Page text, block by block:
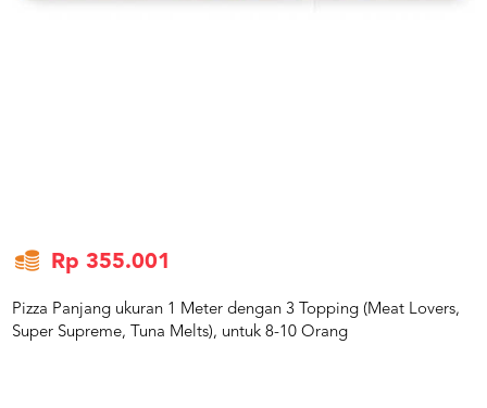
Rp 355.001
Pizza Panjang ukuran 1 Meter dengan 3 Topping (Meat Lovers,
Super Supreme, Tuna Melts), untuk 8-10 Orang